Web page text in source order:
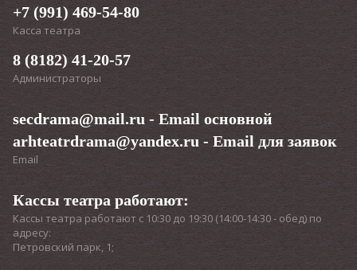
+7 (991) 469-54-80
Касса театра
8 (8182) 41-20-57
Администраторы
secdrama@mail.ru - Email основной
arhteatrdrama@yandex.ru - Email для заявок
Email
Кассы театра работают:
Кассы театра работают с 10:30 до 19:30 (14:00-14:30 - обед) по
адресу:
Петровский парк, 1;